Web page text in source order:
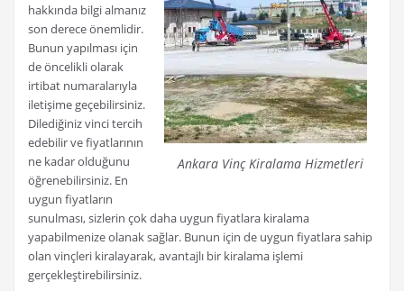
Ankara Vinç Kiralama Hizmetleri
hakkında bilgi almanız
son derece önemlidir.
Bunun yapılması için
de öncelikli olarak
irtibat numaralarıyla
iletişime geçebilirsiniz.
Dilediğiniz vinci tercih
edebilir ve fiyatlarının
ne kadar olduğunu
öğrenebilirsiniz. En
uygun fiyatların
sunulması, sizlerin çok daha uygun fiyatlara kiralama
yapabilmenize olanak sağlar. Bunun için de uygun fiyatlara sahip
olan vinçleri kiralayarak, avantajlı bir kiralama işlemi
gerçekleştirebilirsiniz.